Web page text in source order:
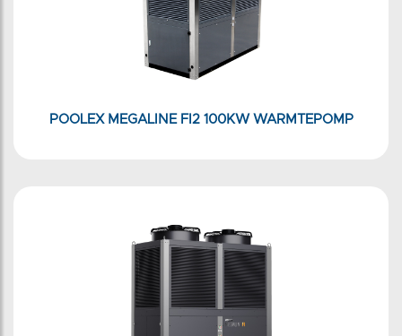
POOLEX MEGALINE FI2 100KW WARMTEPOMP